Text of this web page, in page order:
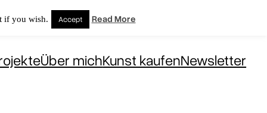
Über michKunst kaufenNewsletter
if you wish. Accept Read More